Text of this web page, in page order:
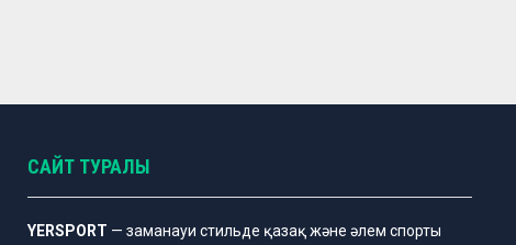
САЙТ ТУРАЛЫ
YERSPORT — заманауи стильде қазақ және әлем спорты